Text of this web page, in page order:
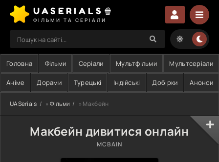
UASERIALS🍿
ФІЛЬМИ ТА СЕРІАЛИ
Головна Фільми Серіали Мультфільми Мультсеріали
Аніме Дорами Турецькі Індійські Добірки Анонси
UASerials » Фільми » Макбейн
Макбейн дивитися онлайн
MCBAIN